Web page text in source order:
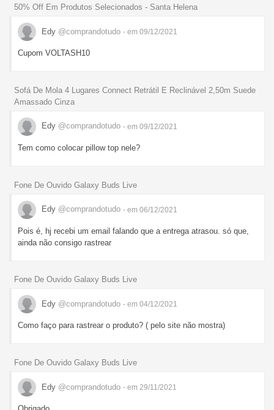
50% Off Em Produtos Selecionados - Santa Helena
Edy @comprandotudo - em 09/12/2021
Cupom VOLTASH10
Sofá De Mola 4 Lugares Connect Retrátil E Reclinável 2,50m Suede
Amassado Cinza
Edy @comprandotudo - em 09/12/2021
Tem como colocar pillow top nele?
Fone De Ouvido Galaxy Buds Live
Edy @comprandotudo - em 06/12/2021
Pois é, hj recebi um email falando que a entrega atrasou. só que,
ainda não consigo rastrear
Fone De Ouvido Galaxy Buds Live
Edy @comprandotudo - em 04/12/2021
Como faço para rastrear o produto? ( pelo site não mostra)
Fone De Ouvido Galaxy Buds Live
Edy @comprandotudo - em 29/11/2021